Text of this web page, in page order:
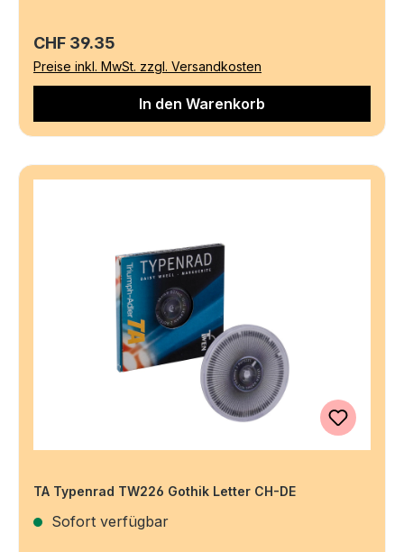
Regulärer Preis:
CHF 39.35
Preise inkl. MwSt. zzgl. Versandkosten
In den Warenkorb
TA Typenrad TW226 Gothik Letter CH-DE
Sofort verfügbar